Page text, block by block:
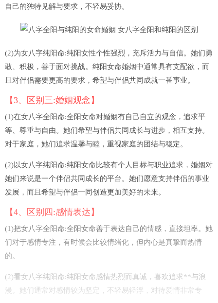
自己的独特见解与要求，不轻易妥协。
(2)为女八字纯阳命:纯阳女性个性强烈，充斥活力与自信。她们勇
敢、积极，善于面对挑战。纯阳女命婚姻中通常具有支配欲，而
且对伴侣需要更高的要求，希望与伴侣共同成就一番事业。
【3、区别三:婚姻观念】
(1)在女八字全阳命:全阳女命对婚姻有自己自立的观念，追求平
等、尊重与自由。她们希望与伴侣共同成长与进步，相互支持。
对于家庭，她们追求温馨与睦，重视家庭的团结与稳定。
(2)以女八字纯阳命:纯阳女命比较有个人目标与职业追求，婚姻对
她们来说是一个伴侣共同成长的平台。她们愿意支持伴侣的事业
发展，而且希望与伴侣一同创造更加美好的未来。
【4、区别四:感情表达】
(1)把女八字全阳命:全阳女命善于表达自己的情感，直接坦率。她
们对于感情专注，有时候会比较情绪化，但内心是真挚而热情
的。
(2)看女八字纯阳命:纯阳女命感情热烈而真诚，喜欢追求**与浪
漫。她们通常对感情较为坚定，不轻易轻浮，对待爱情非常专